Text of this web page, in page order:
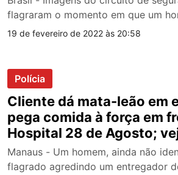
flagraram o momento em que um
19 de fevereiro de 2022 às 20:58
Polícia
Cliente dá mata-leão em
pega comida à força em
Hospital 28 de Agosto;
Manaus - Um homem, ainda não
flagrado agredindo um entregador